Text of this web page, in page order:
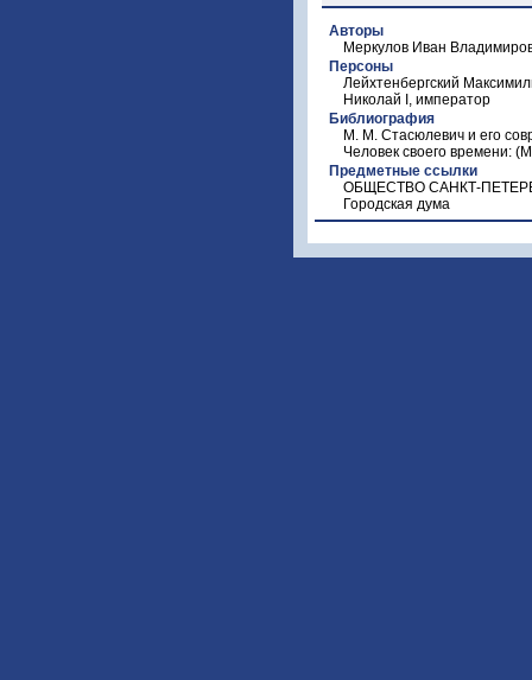
Авторы
Меркулов Иван
Персоны
Лейхтенбергский
Николай I, император
Библиография
М. М. Стасюлевич и его
Человек своего времени:
Предметные ссылки
ОБЩЕСТВО САНКТ-
Городская дума